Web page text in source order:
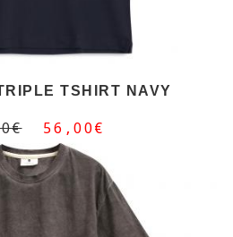
TSHIRT NAVY
56,00€